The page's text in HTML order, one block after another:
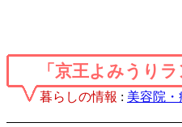
「京王よみうり
暮らしの情報 : 美容院